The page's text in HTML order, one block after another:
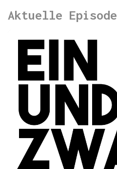
Aktuelle Episode